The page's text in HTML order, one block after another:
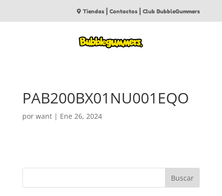
Tiendas |Contactos |Club BubbleGummers
PAB200BX01NU001EQO
por want| Ene 26, 2024